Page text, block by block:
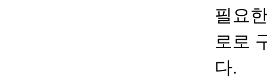
필요
로로
다.